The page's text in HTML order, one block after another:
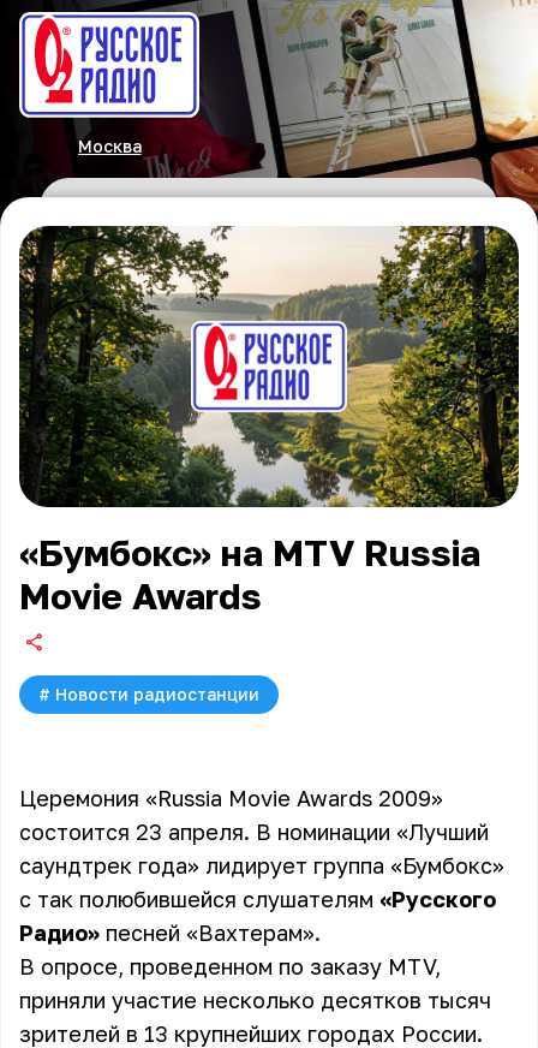
Москва
«Бумбокс» на MTV Russia
Movie Awards
# Новости радиостанции
Церемония «Russia Movie Awards 2009»
состоится 23 апреля. В номинации «Лучший
саундтрек года» лидирует группа «Бумбокс»
с так полюбившейся слушателям «Русского
Радио» песней «Вахтерам».
В опросе, проведенном по заказу MTV,
приняли участие несколько десятков тысяч
зрителей в 13 крупнейших городах России.